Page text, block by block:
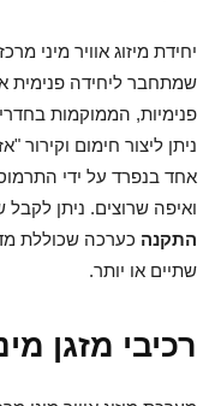
יחידת מיזוג אוויר מיני
שמתחבר ליחידה פנימית
פנימיות, הממוקמות
ניתן ליצור חימום וקירור
אחד בנפרד על ידי
ואיפה שרוצים. ניתן לקבל
התקנה כערכה שכוללת
שתיים או יותר.
רכיבי מזגן